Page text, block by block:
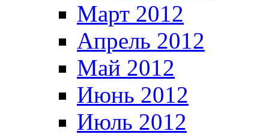
Март 2012
Апрель 2012
Май 2012
Июнь 2012
Июль 2012